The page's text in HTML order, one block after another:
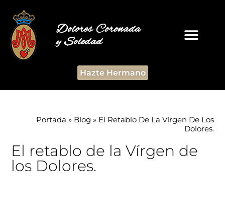
Dolores Coronada
y Soledad
Hazte Hermano
Portada » Blog » El Retablo De La Vírgen De Los
Dolores.
El retablo de la Vírgen de
los Dolores.